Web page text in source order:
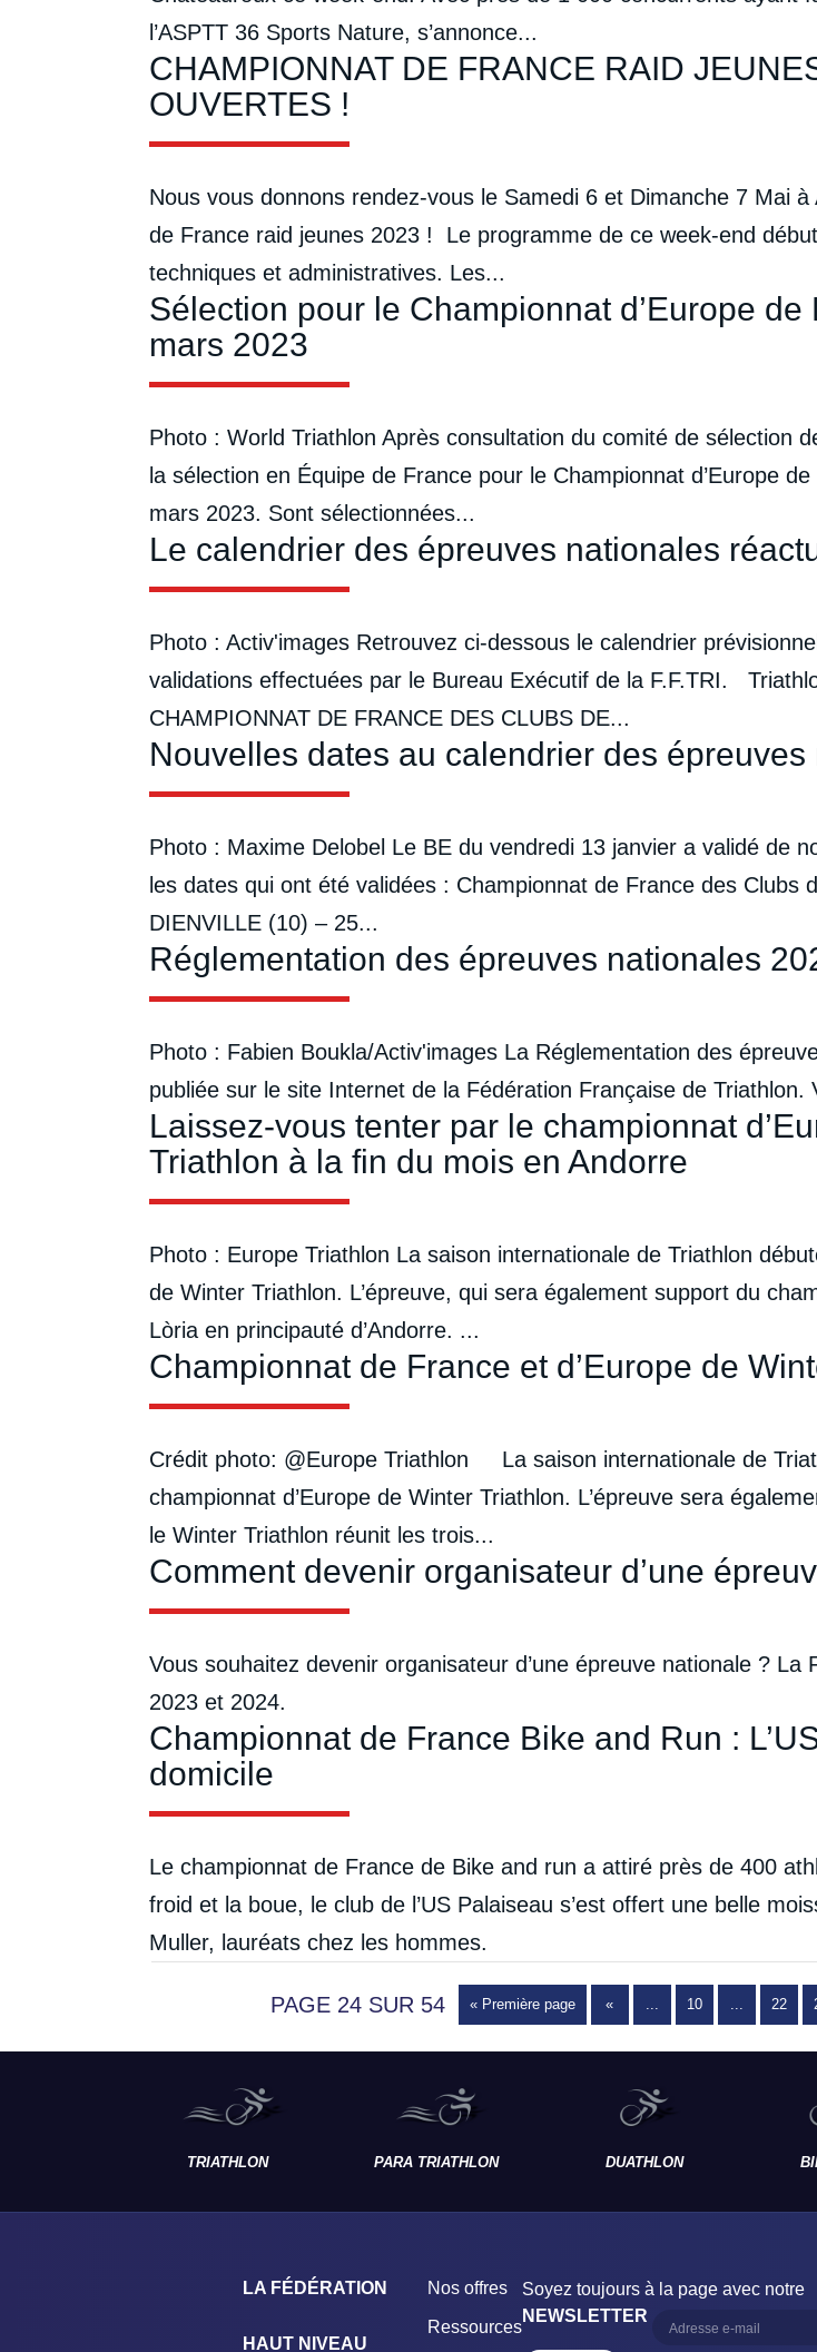
l’ASPTT 36 Sports Nature, s’annonce...
CHAMPIONNAT DE FRANCE RAID
OUVERTES !
Nous vous donnons rendez-vous le Samedi 6 et Dimanche 7 Mai
de France raid jeunes 2023 ! Le programme de ce week-end
techniques et administratives. Les...
Sélection pour le Championnat d’Europe
mars 2023
Photo : World Triathlon Après consultation du comité de sélection
la sélection en Équipe de France pour le Championnat d’Europe
mars 2023. Sont sélectionnées...
Le calendrier des épreuves nationales
Photo : Activ'images Retrouvez ci-dessous le calendrier
validations effectuées par le Bureau Exécutif de la F.F.TRI.
CHAMPIONNAT DE FRANCE DES CLUBS DE...
Nouvelles dates au calendrier des
Photo : Maxime Delobel Le BE du vendredi 13 janvier a validé de
les dates qui ont été validées : Championnat de France des
DIENVILLE (10) – 25...
Réglementation des épreuves nationales
Photo : Fabien Boukla/Activ'images La Réglementation des
publiée sur le site Internet de la Fédération Française de
Laissez-vous tenter par le championnat
Triathlon à la fin du mois en Andorre
Photo : Europe Triathlon La saison internationale de Triathlon
de Winter Triathlon. L’épreuve, qui sera également support du
Lòria en principauté d’Andorre. ...
Championnat de France et d’Europe de
Crédit photo: @Europe Triathlon La saison internationale de
championnat d’Europe de Winter Triathlon. L’épreuve sera
le Winter Triathlon réunit les trois...
Comment devenir organisateur d’une
Vous souhaitez devenir organisateur d’une épreuve nationale ?
2023 et 2024.
Championnat de France Bike and Run :
domicile
Le championnat de France de Bike and run a attiré près de 400
froid et la boue, le club de l’US Palaiseau s’est offert une belle
Muller, lauréats chez les hommes.
PAGE 24 SUR 54 « Première page « ... 10 ... 22
TRIATHLON PARA TRIATHLON DUATHLON
LA FÉDÉRATION
HAUT NIVEAU
Nos offres
Ressources
Soyez toujours à la page avec notre
NEWSLETTER